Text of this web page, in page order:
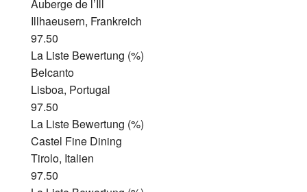
Auberge de l’Ill
Illhaeusern, Frankreich
97.50
La Liste Bewertung (%)
Belcanto
Lisboa, Portugal
97.50
La Liste Bewertung (%)
Castel Fine Dining
Tirolo, Italien
97.50